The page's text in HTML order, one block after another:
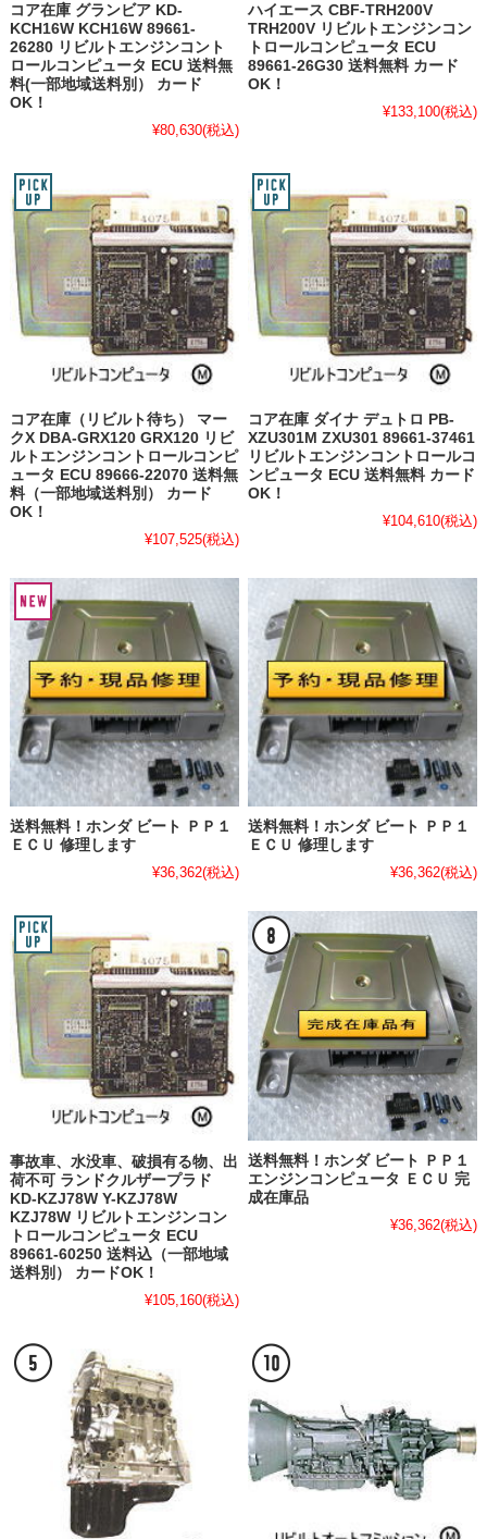
コア在庫 グランビア KD-
KCH16W KCH16W 89661-
26280 リビルトエンジンコント
ロールコンピュータ ECU 送料無
料(一部地域送料別） カード
OK！
¥80,630(税込)
ハイエース CBF-TRH200V
TRH200V リビルトエンジンコン
トロールコンピュータ ECU
89661-26G30 送料無料 カード
OK！
¥133,100(税込)
コア在庫（リビルト待ち） マー
クX DBA-GRX120 GRX120 リビ
ルトエンジンコントロールコンピ
ュータ ECU 89666-22070 送料無
料（一部地域送料別） カード
OK！
¥107,525(税込)
コア在庫 ダイナ デュトロ PB-
XZU301M ZXU301 89661-37461
リビルトエンジンコントロールコ
ンピュータ ECU 送料無料 カード
OK！
¥104,610(税込)
送料無料！ホンダ ビート ＰＰ１
ＥＣＵ 修理します
¥36,362(税込)
送料無料！ホンダ ビート ＰＰ１
ＥＣＵ 修理します
¥36,362(税込)
事故車、水没車、破損有る物、出
荷不可 ランドクルザープラド
KD-KZJ78W Y-KZJ78W
KZJ78W リビルトエンジンコン
トロールコンピュータ ECU
89661-60250 送料込（一部地域
送料別） カードOK！
¥105,160(税込)
送料無料！ホンダ ビート ＰＰ１
エンジンコンピュータ ＥＣＵ 完
成在庫品
¥36,362(税込)